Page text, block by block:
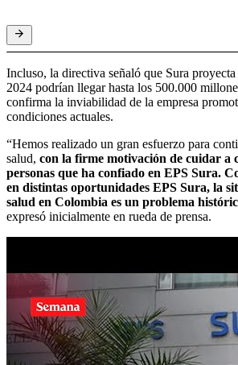
Incluso, la directiva señaló que Sura proyecta
2024 podrían llegar hasta los 500.000
confirma la inviabilidad de la empresa
condiciones actuales.
“Hemos realizado un gran esfuerzo para
salud, con la firme motivación de cuidar a
personas que ha confiado en EPS Sura.
en distintas oportunidades EPS Sura, la
salud en Colombia es un problema
expresó inicialmente en rueda de prensa.